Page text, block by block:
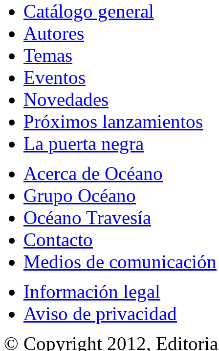
Catálogo general
Autores
Temas
Eventos
Novedades
Próximos lanzamientos
La puerta negra
Acerca de Océano
Grupo Océano
Océano Travesía
Contacto
Medios de comunicación
Información legal
Aviso de privacidad
© Copyright 2012,